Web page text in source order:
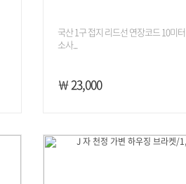
국산 1구 접지 리드선 연장코드 10미
소사...
￦ 23,000